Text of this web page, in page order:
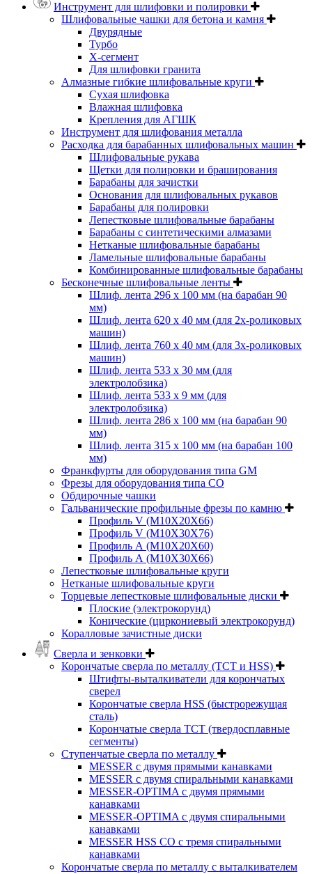
Инструмент для шлифовки и полировки
Шлифовальные чашки для бетона и камня
Двурядные
Турбо
Х-сегмент
Для шлифовки гранита
Алмазные гибкие шлифовальные круги
Cухая шлифовка
Влажная шлифовка
Крепления для АГШК
Инструмент для шлифования металла
Расходка для барабанных шлифовальных машин
Шлифовальные рукава
Щетки для полировки и браширования
Барабаны для зачистки
Основания для шлифовальных рукавов
Барабаны для полировки
Лепестковые шлифовальные барабаны
Барабаны с синтетическими алмазами
Нетканые шлифовальные барабаны
Ламельные шлифовальные барабаны
Комбинированные шлифовальные барабаны
Бесконечные шлифовальные ленты
Шлиф. лента 296 х 100 мм (на барабан 90
мм)
Шлиф. лента 620 х 40 мм (для 2х-роликовых
машин)
Шлиф. лента 760 х 40 мм (для 3х-роликовых
машин)
Шлиф. лента 533 х 30 мм (для
электролобзика)
Шлиф. лента 533 х 9 мм (для
электролобзика)
Шлиф. лента 286 х 100 мм (на барабан 90
мм)
Шлиф. лента 315 х 100 мм (на барабан 100
мм)
Франкфурты для оборудования типа GM
Фрезы для оборудования типа СО
Обдирочные чашки
Гальванические профильные фрезы по камню
Профиль V (M10X20X66)
Профиль V (M10X30X76)
Профиль А (М10Х20Х60)
Профиль А (М10Х30Х66)
Лепестковые шлифовальные круги
Нетканые шлифовальные круги
Торцевые лепестковые шлифовальные диски
Плоские (электрокорунд)
Конические (циркониевый электрокорунд)
Коралловые зачистные диски
Сверла и зенковки
Корончатые сверла по металлу (TCT и HSS)
Штифты-выталкиватели для корончатых
сверел
Корончатые сверла HSS (быстрорежущая
сталь)
Корончатые сверла TCT (твердосплавные
сегменты)
Ступенчатые сверла по металлу
MESSER с двумя прямыми канавками
MESSER с двумя спиральными канавками
MESSER-OPTIMA с двумя прямыми
канавками
MESSER-OPTIMA с двумя спиральными
канавками
MESSER HSS CО с тремя спиральными
канавками
Корончатые сверла по металлу c выталкивателем